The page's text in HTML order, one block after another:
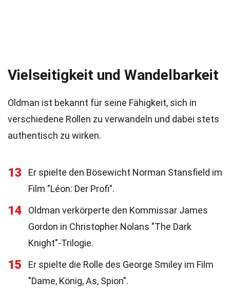
Vielseitigkeit und Wandelbarkeit
Oldman ist bekannt für seine Fähigkeit, sich in
verschiedene Rollen zu verwandeln und dabei stets
authentisch zu wirken.
13
Er spielte den Bösewicht Norman Stansfield im
Film "Léon: Der Profi".
14
Oldman verkörperte den Kommissar James
Gordon in Christopher Nolans "The Dark
Knight"-Trilogie.
15
Er spielte die Rolle des George Smiley im Film
"Dame, König, As, Spion".